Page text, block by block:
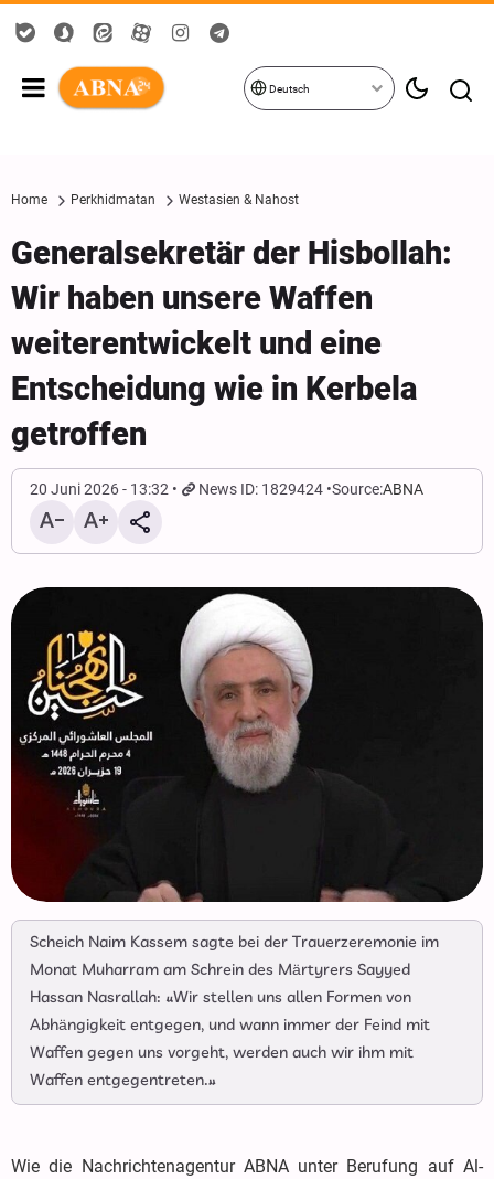
Deutsch
Home Perkhidmatan Westasien & Nahost
Generalsekretär der Hisbollah:
Wir haben unsere Waffen
weiterentwickelt und eine
Entscheidung wie in Kerbela
getroffen
20 Juni 2026 - 13:32 News ID: 1829424 Source:ABNA
Scheich Naim Kassem sagte bei der Trauerzeremonie im
Monat Muharram am Schrein des Märtyrers Sayyed
Hassan Nasrallah: «Wir stellen uns allen Formen von
Abhängigkeit entgegen, und wann immer der Feind mit
Waffen gegen uns vorgeht, werden auch wir ihm mit
Waffen entgegentreten.»
Wie die Nachrichtenagentur ABNA unter Berufung auf Al-